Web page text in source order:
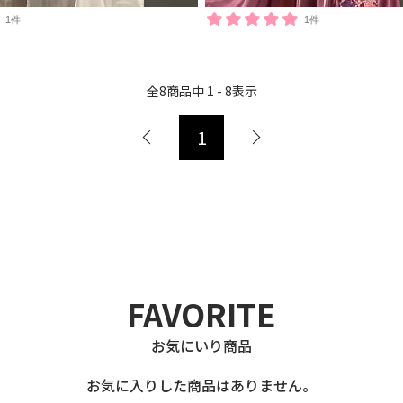
1件 1件
全8商品中 1 - 8表示
1
FAVORITE
お気にいり商品
お気に入りした商品はありません。